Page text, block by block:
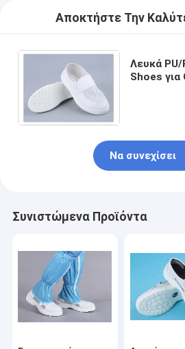
Αποκτήστε Την
Λευκά PU/
Shoes
Να συνεχίσει
Συνιστώμενα Προϊόντα